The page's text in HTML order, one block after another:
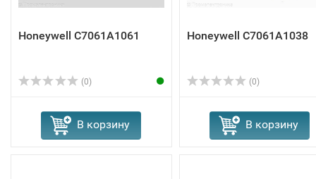
Honeywell C7061A1061
(0)
В корзину
Honeywell C7061A1038
(0)
В корзину